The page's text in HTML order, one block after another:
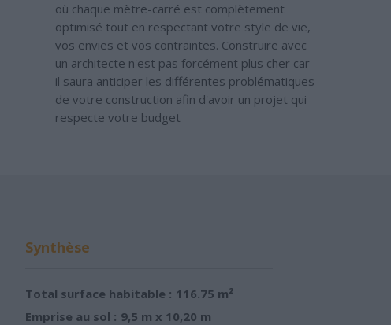
où chaque mètre-carré est complètement
optimisé tout en respectant votre style de vie,
vos envies et vos contraintes. Construire avec
un architecte n'est pas forcément plus cher car
il saura anticiper les différentes problématiques
de votre construction afin d'avoir un projet qui
respecte votre budget
Synthèse
Total surface habitable : 116.75 m²
Emprise au sol : 9,5 m x 10,20 m